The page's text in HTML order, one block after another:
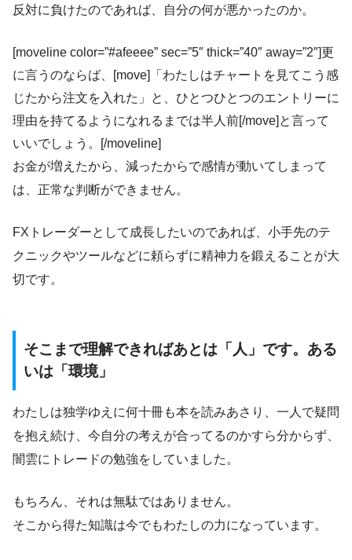
反対に負けたのであれば、自分の何が悪かったのか。
[moveline color=”#afeeee” sec=”5″ thick=”40″ away=”2″]更
に言うのならば、[move]「わたしはチャートを見てこう感
じたから注文を入れた」と、ひとつひとつのエントリーに
理由を持てるようになれるまでは半人前[/move]と言って
いいでしょう。[/moveline]
お金が増えたから、減ったからで感情が動いてしまって
は、正常な判断ができません。
FXトレーダーとして成長したいのであれば、小手先のテ
クニックやツールなどに頼らずに精神力を鍛えることが大
切です。
そこまで理解できればあとは「人」です。ある
いは「環境」
わたしは独学ゆえに何十冊も本を読みあさり、一人で疑問
を抱え続け、今自分の考えが合ってるのかすら分からず、
闇雲にトレードの勉強をしていました。
もちろん、それは無駄ではありません。
そこから得た知識は今でもわたしの力になっています。